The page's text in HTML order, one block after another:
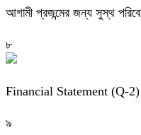
আগামী প্রজন্মের জন্য সুস্থ
৮
Financial Statement (Q-
৯